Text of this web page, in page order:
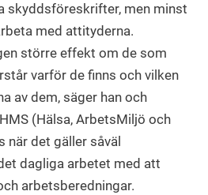
skyddsföreskrifter, men minst
med attityderna.
större effekt om de som
varför de finns och vilken
av dem, säger han och
(Hälsa, ArbetsMiljö och
när det gäller såväl
dagliga arbetet med att
arbetsberedningar.